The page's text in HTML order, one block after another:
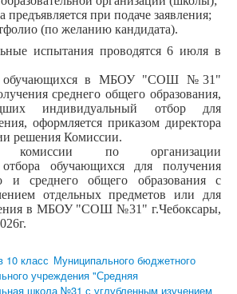
предъявляется при подаче заявления;
(по желанию кандидата).
испытания проводятся 6 июля в
обучающихся в МБОУ "СОШ №31"
среднего общего образования,
индивидуальный отбор для
оформляется приказом директора
решения Комиссии.
комиссии по организации
отбора обучающихся для получения
и среднего общего образования с
отдельных предметов или для
в МБОУ "СОШ №31" г.Чебоксары,
10 класс Муниципального бюджетного
учреждения "Средняя
школа №31 с углубленным изучением